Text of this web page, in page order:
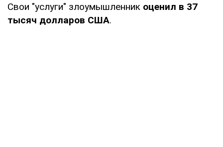
Свои "услуги" злоумышленник оценил в 37
тысяч долларов США.